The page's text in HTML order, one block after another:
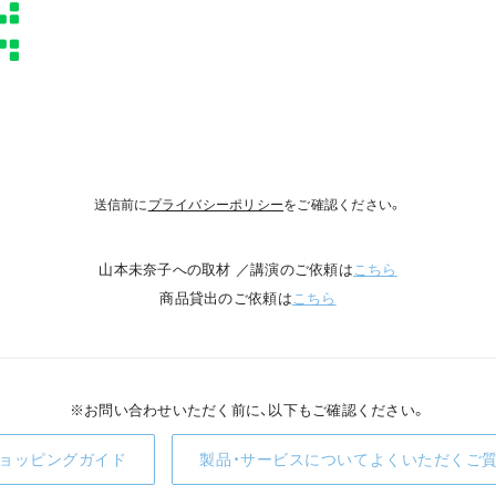
送信前に プライバシーポリシーをご確認ください。
山本未奈子への取材 ／講演のご依頼はこちら
商品貸出のご依頼はこちら
※お問い合わせいただく前に、以下もご確認ください。
ッピングガイド 製品・サービスについてよくいただくご